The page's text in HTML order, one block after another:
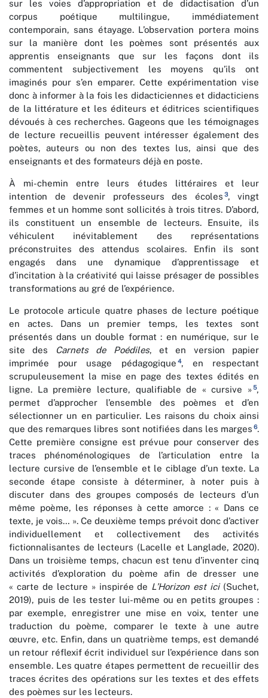
sur les voies d’appropriation et de didactisation d’un
corpus poétique multilingue, immédiatement
contemporain, sans étayage. L’observation portera moins
sur la manière dont les poèmes sont présentés aux
apprentis enseignants que sur les façons dont ils
commentent subjectivement les moyens qu’ils ont
imaginés pour s’en emparer. Cette expérimentation vise
donc à informer à la fois les didacticiennes et didacticiens
de la littérature et les éditeurs et éditrices scientifiques
dévoués à ces recherches. Gageons que les témoignages
de lecture recueillis peuvent intéresser également des
poètes, auteurs ou non des textes lus, ainsi que des
enseignants et des formateurs déjà en poste.
À mi-chemin entre leurs études littéraires et leur
intention de devenir professeurs des écoles 3, vingt
femmes et un homme sont sollicités à trois titres. D’abord,
ils constituent un ensemble de lecteurs. Ensuite, ils
véhiculent inévitablement des représentations
préconstruites des attendus scolaires. Enfin ils sont
engagés dans une dynamique d’apprentissage et
d’incitation à la créativité qui laisse présager de possibles
transformations au gré de l’expérience.
Le protocole articule quatre phases de lecture poétique
en actes. Dans un premier temps, les textes sont
présentés dans un double format : en numérique, sur le
site des
Carnets de Poédiles, et en version papier
imprimée pour usage pédagogique 4, en respectant
scrupuleusement la mise en page des textes édités en
ligne. La première lecture, qualifiable de « cursive »5,
permet d’approcher l’ensemble des poèmes et d’en
sélectionner un en particulier. Les raisons du choix ainsi
que des remarques libres sont notifiées dans les marges 6.
Cette première consigne est prévue pour conserver des
traces phénoménologiques de l’articulation entre la
lecture cursive de l’ensemble et le ciblage d’un texte. La
seconde étape consiste à déterminer, à noter puis à
discuter dans des groupes composés de lecteurs d’un
même poème, les réponses à cette amorce : « Dans ce
texte, je vois… ». Ce deuxième temps prévoit donc d’activer
individuellement et collectivement des activités
fictionnalisantes de lecteurs (Lacelle et Langlade, 2020).
Dans un troisième temps, chacun est tenu d’inventer cinq
activités d’exploration du poème afin de dresser une
« carte de lecture » inspirée de L’Horizon est ici(Suchet,
2019), puis de les tester lui-même ou en petits groupes :
par exemple, enregistrer une mise en voix, tenter une
traduction du poème, comparer le texte à une autre
œuvre, etc. Enfin, dans un quatrième temps, est demandé
un retour réflexif écrit individuel sur l’expérience dans son
ensemble. Les quatre étapes permettent de recueillir des
traces écrites des opérations sur les textes et des effets
des poèmes sur les lecteurs.